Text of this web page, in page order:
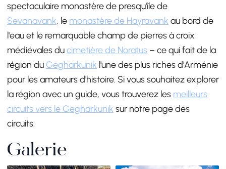
spectaculaire monastère de presqu'île de
Sevanavank, le monastère de Hayravank au bord de
l'eau et le remarquable champ de pierres à croix
médiévales ducimetière de Noratus – ce qui fait de la
région duGegharkunik l'une des plus riches d'Arménie
pour les amateurs d'histoire. Si vous souhaitez explorer
la région avec un guide, vous trouverez les meilleurs
circuits vers le Gegharkunik sur notre page des
circuits.
Galerie